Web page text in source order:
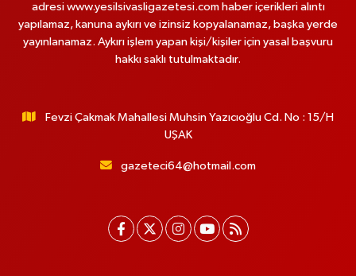
adresi www.yesilsivasligazetesi.com haber içerikleri alıntı
yapılamaz, kanuna aykırı ve izinsiz kopyalanamaz, başka yerde
yayınlanamaz. Aykırı işlem yapan kişi/kişiler için yasal başvuru
hakkı saklı tutulmaktadır.
Fevzi Çakmak Mahallesi Muhsin Yazıcıoğlu Cd. No : 15/H
UŞAK
gazeteci64@hotmail.com